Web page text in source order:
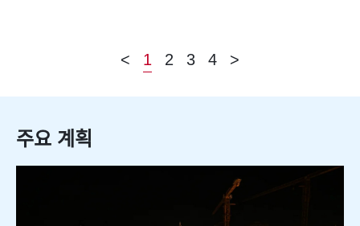
< 1 2 3 4 >
주요 계획